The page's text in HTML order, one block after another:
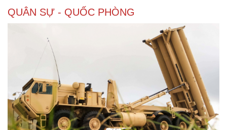
QUÂN SỰ - QUỐC PHÒNG